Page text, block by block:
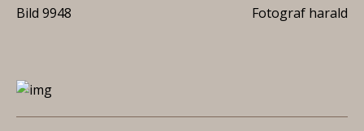
Bild 9948 Fotograf harald